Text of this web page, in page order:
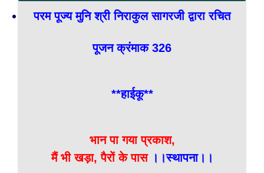
परम पूज्य मुनि श्री निराकुल सागरजी द्वारा रचित
पूजन क्रंमाक 326
**हाईकू**
भान पा गया प्रकाश,
मैं भी खड़ा, पैरों के पास।।स्थापना।।